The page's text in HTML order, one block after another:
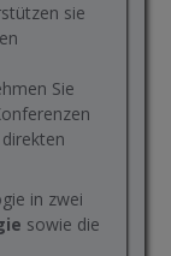
sie
Sie
in zwei
sowie die